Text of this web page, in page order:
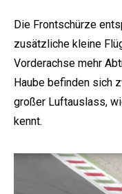
Die Frontschürze
zusätzliche kleine
Vorderachse mehr
Haube befinden sich
großer Luftauslass,
kennt.